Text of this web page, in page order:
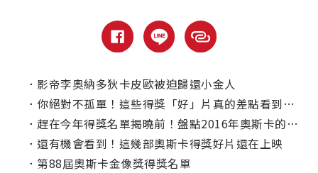
． 影帝李奧納多狄卡皮歐被迫歸還小金人
． 你絕對不孤單！這些得獎「好」片真的差點看到睡著
． 趕在今年得獎名單揭曉前！盤點2016年奧斯卡的傲人新紀錄
． 還有機會看到！這幾部奧斯卡得獎好片還在上映
． 第88屆奧斯卡金像獎得獎名單